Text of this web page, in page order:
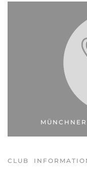
CLUB